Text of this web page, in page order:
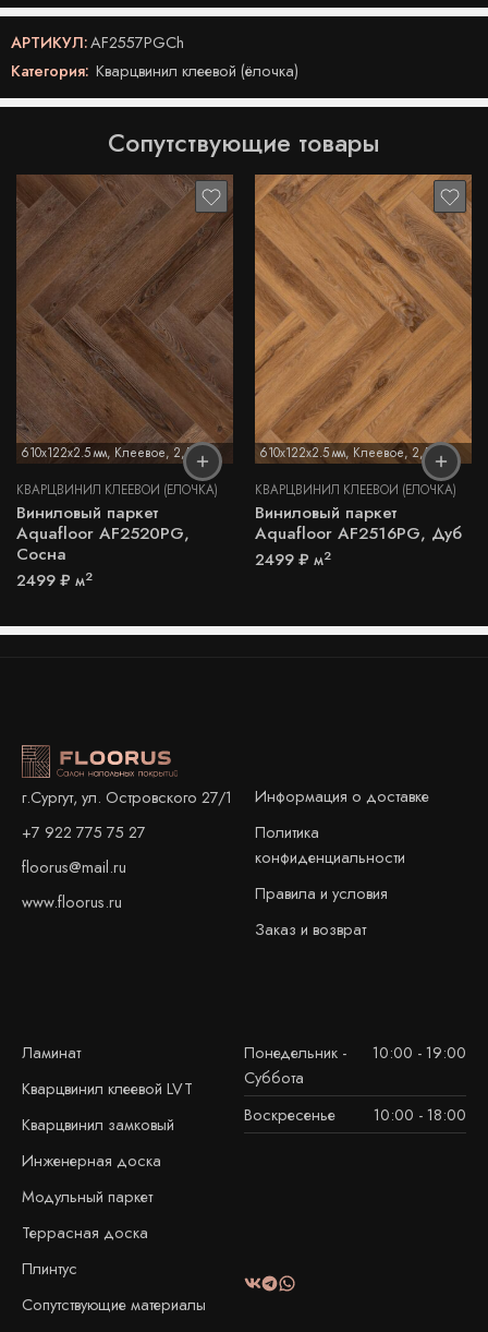
АРТИКУЛ:AF2557PGCh
Категория: Кварцвинил клеевой (ёлочка)
Сопутствующие товары
610x122x2.5 мм, Клеевое, 2,5 мм
КВАРЦВИНИЛ КЛЕЕВОЙ (ЁЛОЧКА)
Виниловый паркет
Aquafloor AF2520PG,
Сосна
2499₽ м2
610x122x2.5 мм, Клеевое,2,5 мм
КВАРЦВИНИЛ КЛЕЕВОЙ (ЁЛОЧКА)
Виниловый паркет
Aquafloor AF2516PG, Дуб
2499₽ м2
г.Сургут, ул. Островского 27/1
+7 922 775 75 27
floorus@mail.ru
www.floorus.ru
Информация о доставке
Политика
конфиденциальности
Правила и условия
Заказ и возврат
Ламинат
Кварцвинил клеевой LVT
Кварцвинил замковый
Инженерная доска
Модульный паркет
Террасная доска
Плинтус
Сопутствующие материалы
Понедельник -
Суббота
10:00 - 19:00
Воскресенье 10:00 - 18:00